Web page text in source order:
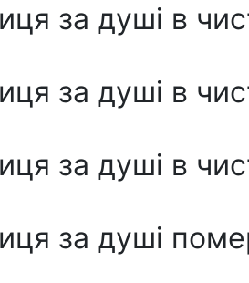
за душі в
за душі в
за душі в
за душі